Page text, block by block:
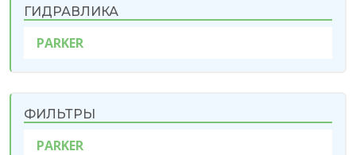
ГИДРАВЛИКА
PARKER
ФИЛЬТРЫ
PARKER